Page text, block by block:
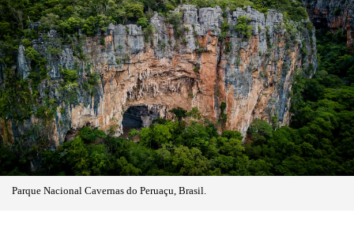
Parque Nacional Cavernas do Peruaçu, Brasil.